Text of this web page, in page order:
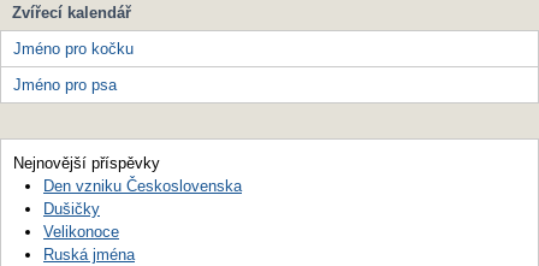
Zvířecí kalendář
Jméno pro kočku
Jméno pro psa
Nejnovější příspěvky
Den vzniku Československa
Dušičky
Velikonoce
Ruská jména